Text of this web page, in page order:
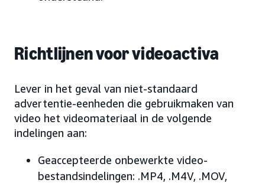
Richtlijnen voor videoactiva
Lever in het geval van niet-standaard
advertentie-eenheden die gebruikmaken van
video het videomateriaal in de volgende
indelingen aan:
Geaccepteerde onbewerkte video-
bestandsindelingen: .MP4, .M4V, .MOV,